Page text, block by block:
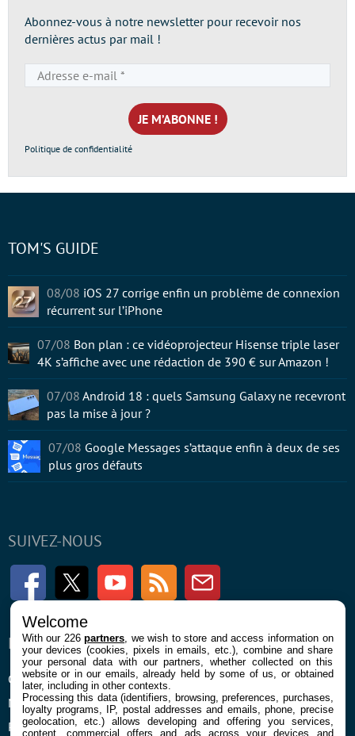
Abonnez-vous à notre newsletter pour recevoir nos
dernières actus par mail !
e-
mail
*
Politique de confidentialité
SUIVEZ-NOUS
FacebookTwitter Youtube RSS Newsletter
ENTREPRISE
Confidentialité et Cookies
Mentions légales et CGU
Préférences Cookies
À PROPOS
Contact
TOM'S GUIDE
08/08 iOS 27 corrige enfin un problème de connexion
récurrent sur l’iPhone
07/08 Bon plan : ce vidéoprojecteur Hisense triple laser
4K s’affiche avec une rédaction de 390 € sur Amazon !
07/08 Android 18 : quels Samsung Galaxy ne recevront
pas la mise à jour ?
07/08 Google Messages s’attaque enfin à deux de ses
plus gros défauts
Welcome
With our 226partners , we wish to store and access information on
your devices (cookies, pixels in emails, etc.), combine and share
your personal data with our partners, whether collected on this
website or in our emails, already held by some of us, or obtained
later, including in other contexts.
Processing this data (identifiers, browsing, preferences, purchases,
loyalty programs, IP, postal addresses and emails, phone, precise
geolocation, etc.) allows developing and offering you services,
content, commercial offers and ads across your devices and